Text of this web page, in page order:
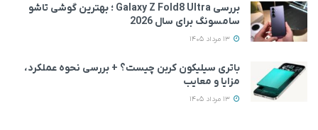
بررسی Galaxy Z Fold8 Ultra ؛ بهترین گوشی تاشو
سامسونگ برای سال 2026
باتری سیلیکون کربن چیست؟ + بررسی نحوه عملکرد،
مزایا و معایب